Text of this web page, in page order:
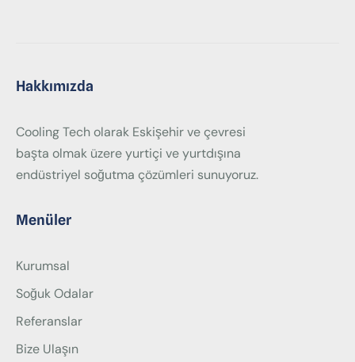
Hakkımızda
Cooling Tech olarak Eskişehir ve çevresi
başta olmak üzere yurtiçi ve yurtdışına
endüstriyel soğutma çözümleri sunuyoruz.
Menüler
Kurumsal
Soğuk Odalar
Referanslar
Bize Ulaşın